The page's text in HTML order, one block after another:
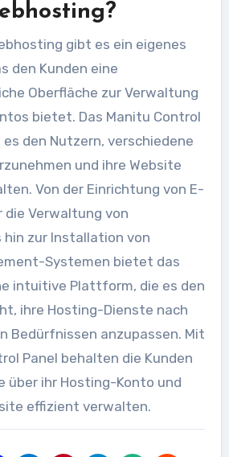
gibt es ein eigenes
den Kunden eine
Oberfläche zur Verwaltung
bietet. Das Manitu Control
den Nutzern, verschiedene
und ihre Website
Von der Einrichtung von E-
die Verwaltung von
hin zur Installation von
Systemen bietet das
intuitive Plattform, die es den
ihre Hosting-Dienste nach
Bedürfnissen anzupassen. Mit
Panel behalten die Kunden
über ihr Hosting-Konto und
effizient verwalten.